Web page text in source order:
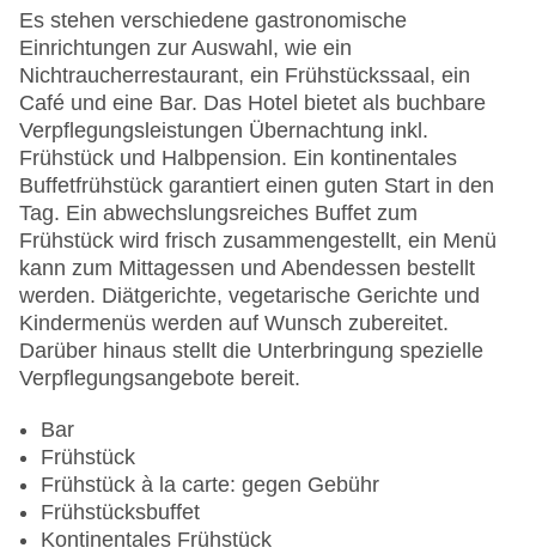
Anzahl der Aufzüge: 1
Haustiere: gegen Gebühr
Haustiere auf Anfrage: ohne Gebühr
Zimmerservice: gegen Gebühr
Gesamtanzahl der Stockwerke: 7
Gesamtanzahl der Zimmer: 249
Zahlungsarten: American Express, Diners Club,
EC Maestro, Mastercard, Visa
Landeskategorie: 4 Sterne
Es stehen verschiedene gastronomische
Einrichtungen zur Auswahl, wie ein
Nichtraucherrestaurant, ein Frühstückssaal, ein
Café und eine Bar. Das Hotel bietet als buchbare
Verpflegungsleistungen Übernachtung inkl.
Frühstück und Halbpension. Ein kontinentales
Buffetfrühstück garantiert einen guten Start in den
Tag. Ein abwechslungsreiches Buffet zum
Frühstück wird frisch zusammengestellt, ein Menü
kann zum Mittagessen und Abendessen bestellt
werden. Diätgerichte, vegetarische Gerichte und
Kindermenüs werden auf Wunsch zubereitet.
Darüber hinaus stellt die Unterbringung spezielle
Verpflegungsangebote bereit.
Bar
Frühstück
Frühstück à la carte: gegen Gebühr
Frühstücksbuffet
Kontinentales Frühstück